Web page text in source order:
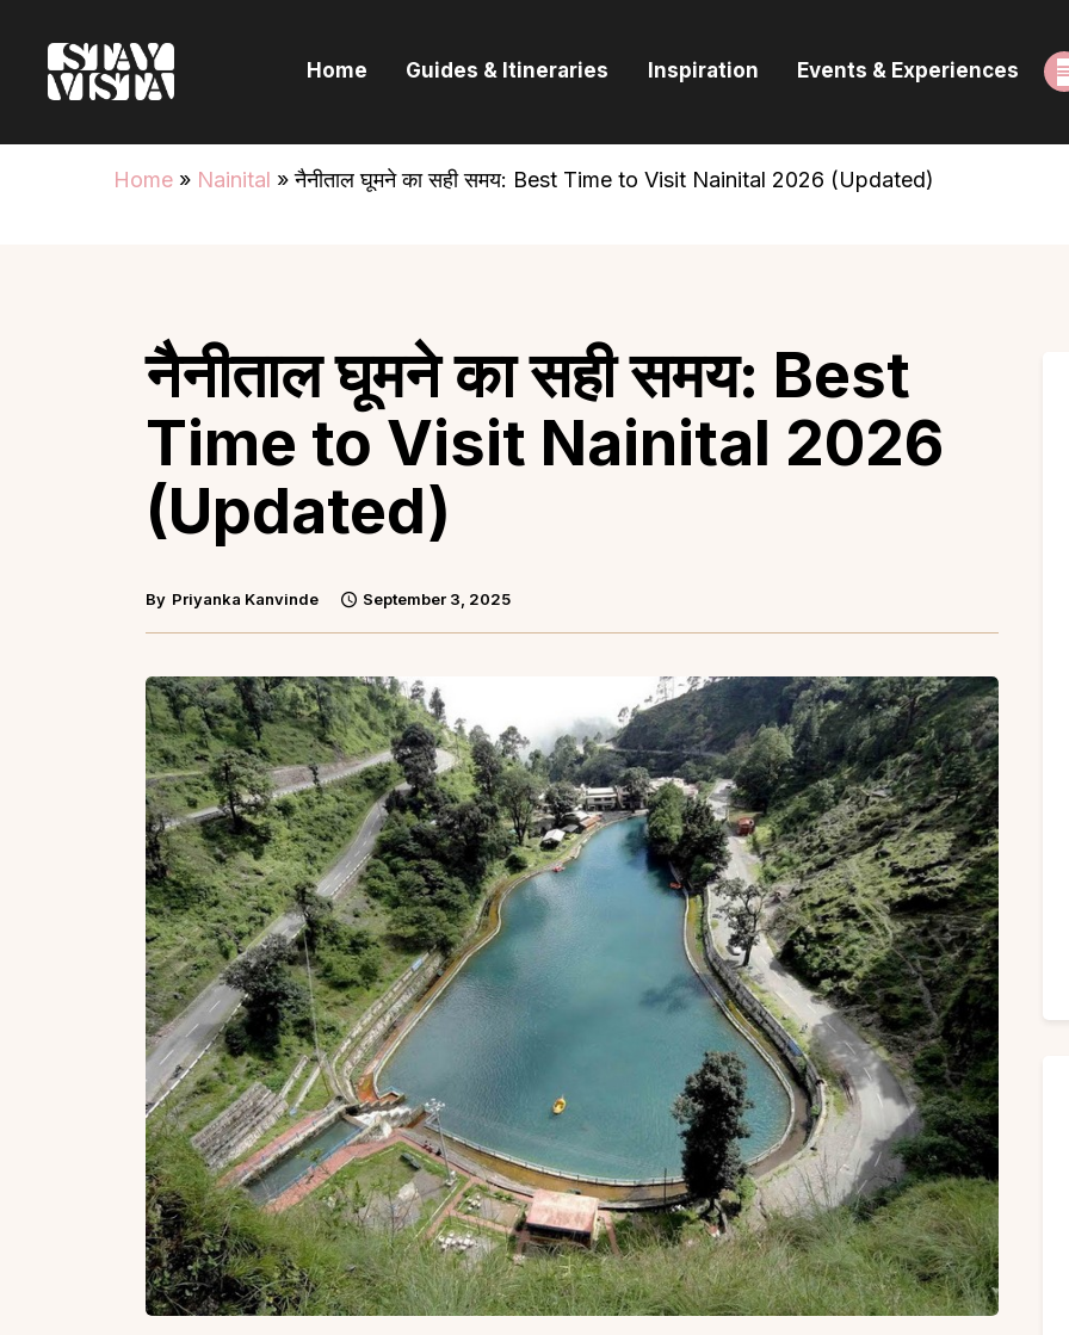
Home Guides & Itineraries Inspiration Events & Experiences
Home » Nainital »नैनीताल घूमने का सही समय: Best Time to Visit Nainital 2026 (Updated)
Guides & Itineraries
Inspiration
नैनीताल घूमने का सही समय: Best
Time to Visit Nainital 2026
(Updated)
By Priyanka Kanvinde September 3, 2025